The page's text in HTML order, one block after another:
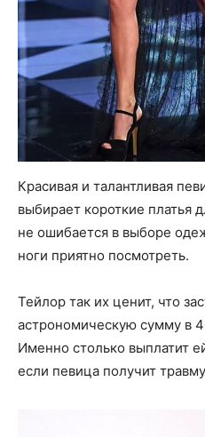
Красивая и талантливая
выбирает короткие платья
не ошибается в выборе
ноги приятно посмотреть.
Тейлор так их ценит, что
астрономическую сумму в
Именно столько выплатит
если певица получит